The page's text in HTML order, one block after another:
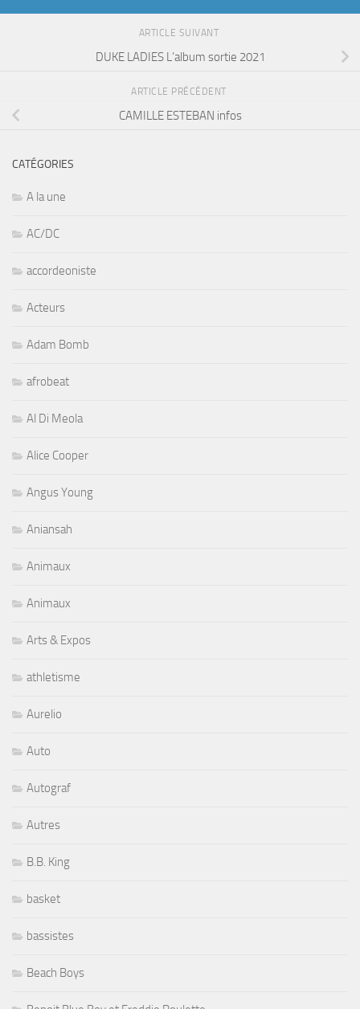
ARTICLE SUIVANT
DUKE LADIES L’album sortie 2021
ARTICLE PRÉCÉDENT
CAMILLE ESTEBAN infos
CATÉGORIES
A la une
AC/DC
accordeoniste
Acteurs
Adam Bomb
afrobeat
Al Di Meola
Alice Cooper
Angus Young
Aniansah
Animaux
Animaux
Arts & Expos
athletisme
Aurelio
Auto
Autograf
Autres
B.B. King
basket
bassistes
Beach Boys